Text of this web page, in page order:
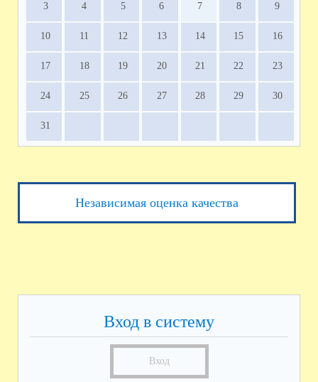
3 4 5 6 7 8 9
10 11 12 13 14 15 16
17 18 19 20 21 22 23
24 25 26 27 28 29 30
31
Независимая оценка качества
Вход в систему
Вход